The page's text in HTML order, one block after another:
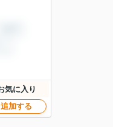
気に入り
追加する